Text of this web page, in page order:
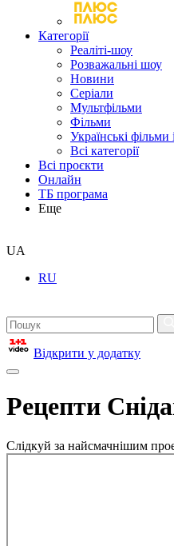
Категорії
Реаліті-шоу
Розважальні шоу
Новини
Серіали
Мультфільми
Фільми
Українські фільми
Всі категорії
Всі проєкти
Онлайн
ТБ програма
Еще
UA
RU
Відкрити у додатку
Рецепти
Слідкуй за найсмачнішим